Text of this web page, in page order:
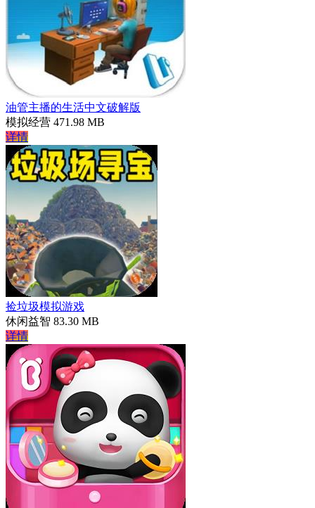
油管主播的生活中文破解版
模拟经营 471.98 MB
详情
捡垃圾模拟游戏
休闲益智 83.30 MB
详情